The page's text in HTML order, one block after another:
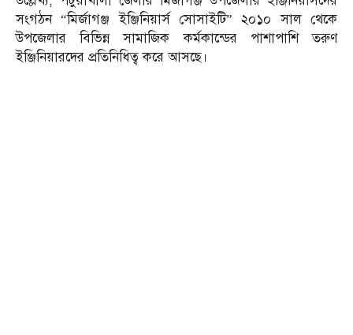
সংগঠন “মির্জাগঞ্জ ইঞ্জিনিয়ার্স সোসাইটি” ২০১০ সাল থেকে
উপজেলার বিভিন্ন সামাজিক কর্মকান্ডের পাশাপাশি তরুণ
ইঞ্জিনিয়ারদের প্রতিনিধিত্ব করে আসছে।